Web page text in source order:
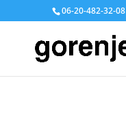
06-20-482-32-08